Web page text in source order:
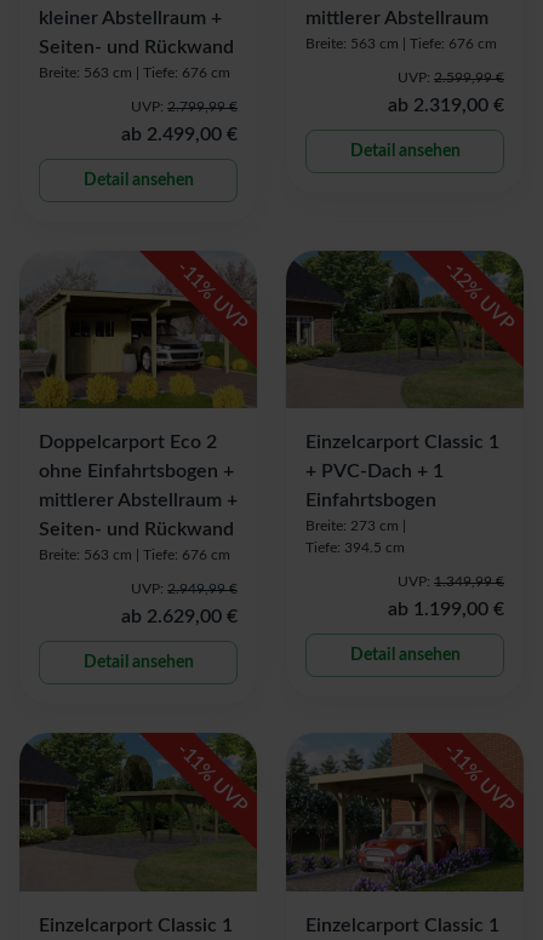
kleiner Abstellraum +
Seiten- und Rückwand
Breite: 563 cm | Tiefe: 676 cm
UVP: 2.799,99 €
ab 2.499,00 €
Detail ansehen
mittlerer Abstellraum
Breite: 563 cm | Tiefe: 676 cm
UVP: 2.599,99 €
ab 2.319,00 €
Detail ansehen
-
11
% UVP
Doppelcarport Eco 2
ohne Einfahrtsbogen +
mittlerer Abstellraum +
Seiten- und Rückwand
Breite: 563 cm | Tiefe: 676 cm
UVP: 2.949,99 €
ab 2.629,00 €
Detail ansehen
-
12
% UVP
Einzelcarport Classic 1
+ PVC-Dach + 1
Einfahrtsbogen
Breite: 273 cm |
Tiefe: 394.5 cm
UVP: 1.349,99 €
ab 1.199,00 €
Detail ansehen
-
11
% UVP
Einzelcarport Classic 1
-
11
% UVP
Einzelcarport Classic 1